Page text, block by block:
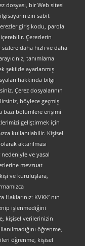
dosyası, bir Web sitesi
sabit
giriş kodu, parola
Çerezlerin
daha hızlı ve daha
tanımlama
şekilde ayarlanmış
hakkında bilgi
Çerez dosyalarının
böylece geçmiş
bazı bölümlere erişimi
geliştirmek için
kullanılabilir. Kişisel
aktarılması
ve yasal
mevzuat
ve kuruluşlara,
KVKK’ nın
işlenmediğini
kişisel verilerinizin
öğrenme,
öğrenme, kişisel